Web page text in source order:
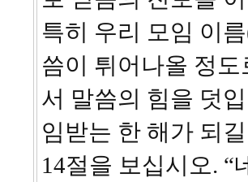
특히 우리 모임 이
씀이 튀어나올 정
서 말씀의 힘을 덧
임받는 한 해가 되
14절을 보십시오. “